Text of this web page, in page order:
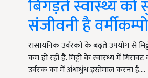
बिगड़ते स्वास्थ्य को
संजीवनी है
रासायनिक उर्वरकों के बढ़ते उपयोग से
कम हो रही है. मिट्टी के स्वास्थ्य में
उर्वरक का में अंधाधुंध इस्तेमाल करना है.…